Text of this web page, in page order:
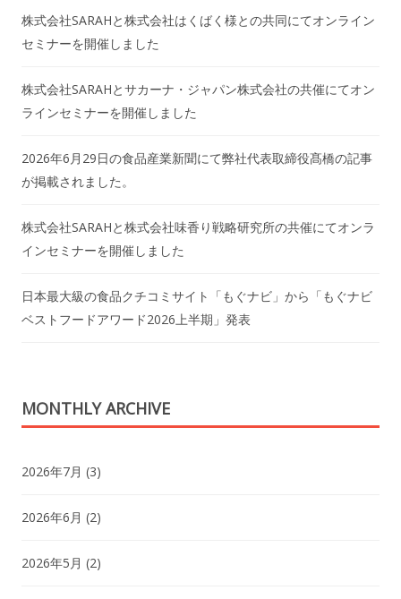
株式会社SARAHと株式会社はくばく様との共同にてオンライン
セミナーを開催しました
株式会社SARAHとサカーナ・ジャパン株式会社の共催にてオン
ラインセミナーを開催しました
2026年6月29日の食品産業新聞にて弊社代表取締役髙橋の記事
が掲載されました。
株式会社SARAHと株式会社味香り戦略研究所の共催にてオンラ
インセミナーを開催しました
日本最大級の食品クチコミサイト「もぐナビ」から「もぐナビ
ベストフードアワード2026上半期」発表
MONTHLY ARCHIVE
2026年7月 (3)
2026年6月 (2)
2026年5月 (2)